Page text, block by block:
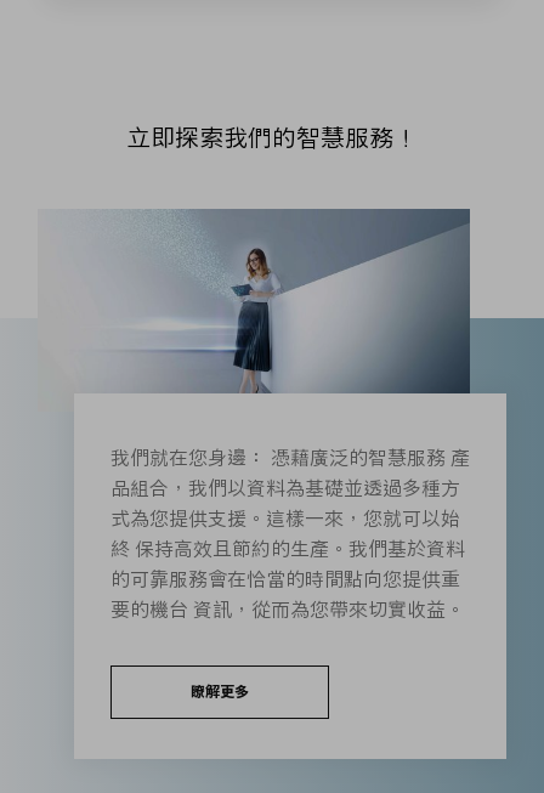
立即探索我們的智慧服務！
我們就在您身邊： 憑藉廣泛的智慧服務 產
品組合，我們以資料為基礎並透過多種方
式為您提供支援。這樣一來，您就可以始
終 保持高效且節約的生產。我們基於資料
的可靠服務會在恰當的時間點向您提供重
要的機台 資訊，從而為您帶來切實收益。
瞭解更多